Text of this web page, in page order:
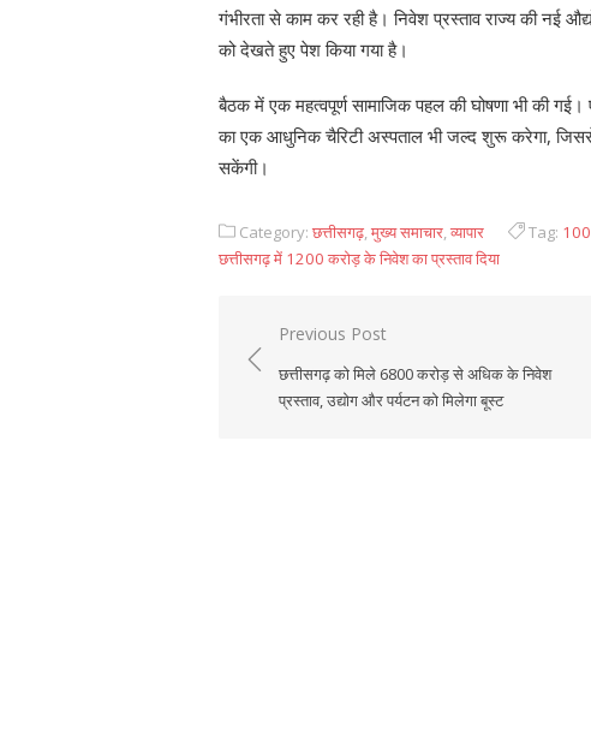
गंभीरता से काम कर रही है। निवेश प्रस्ताव राज्य की नई
को देखते हुए पेश किया गया है।
बैठक में एक महत्वपूर्ण सामाजिक पहल की घोषणा भी की
का एक आधुनिक चैरिटी अस्पताल भी जल्द शुरू करेगा, जिससे
सकेंगी।
Category: छत्तीसगढ़,मुख्य समाचार,व्यापार Tag: 100
छत्तीसगढ़ में 1200 करोड़ के निवेश का प्रस्ताव दिया
Post
navigation
Previous Post
छत्तीसगढ़ को मिले 6800 करोड़ से अधिक के निवेश
प्रस्ताव, उद्योग और पर्यटन को मिलेगा बूस्ट